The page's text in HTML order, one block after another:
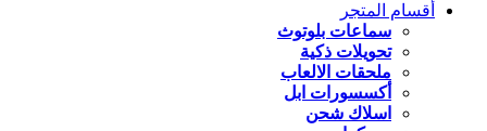
أقسام المتجر
سماعات بلوتوث
تحويلات ذكية
ملحقات الالعاب
أكسسورات ابل
اسلاك شحن